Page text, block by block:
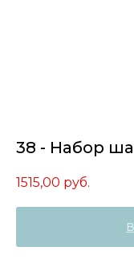
38 - Набор
1515,00 руб.